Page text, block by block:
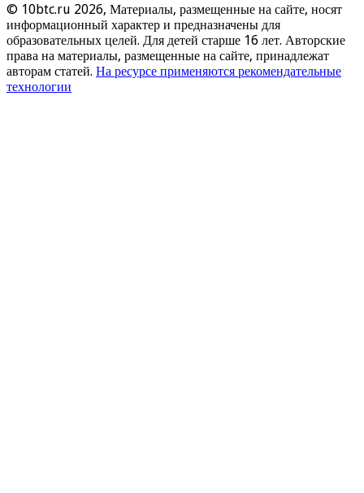
© 10btc.ru 2026, Материалы, размещенные на сайте, носят
информационный характер и предназначены для
образовательных целей. Для детей старше 16 лет. Авторские
права на материалы, размещенные на сайте, принадлежат
авторам статей. На ресурсе применяются рекомендательные
технологии